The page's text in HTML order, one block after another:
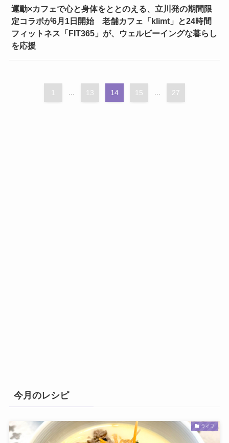
運動×カフェで心と身体をととのえる、立川発の期間限
定コラボが6月1日開始 老舗カフェ「klimt」と24時間
フィットネス「FIT365」が、ウェルビーイングな暮らし
を応援
1 ... 13 14 15 ... 27
今月のレシピ
ライフ